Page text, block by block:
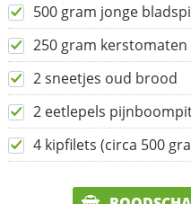
500 gram jonge
250 gram kerstomaten
2 sneetjes oud brood
2 eetlepels
4 kipfilets (circa 500